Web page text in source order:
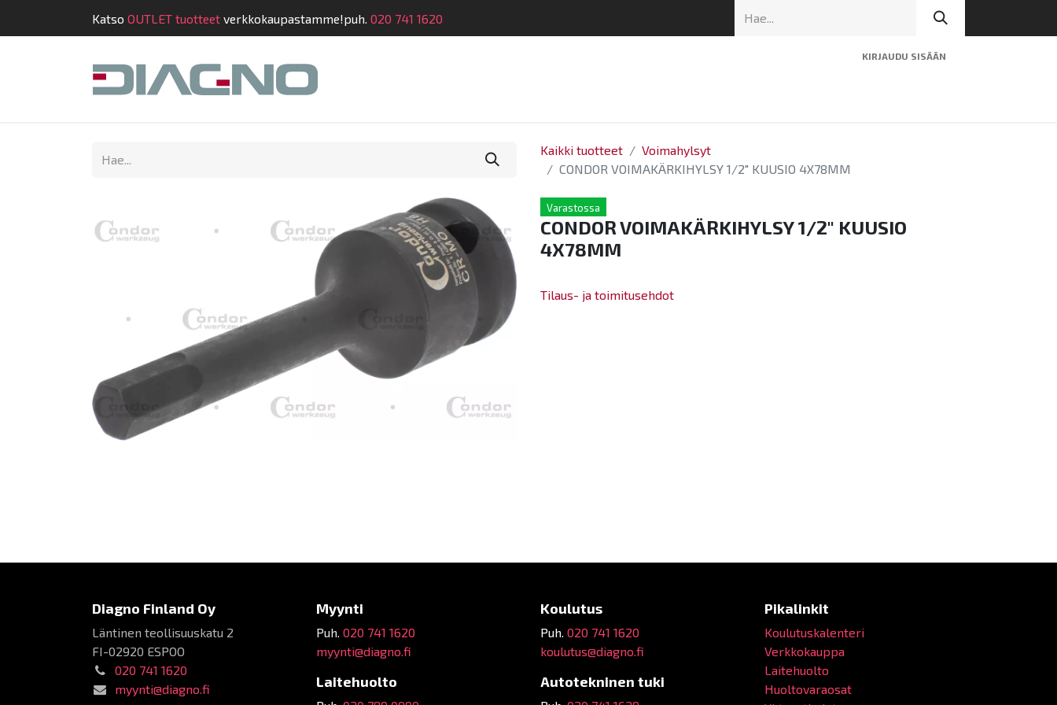
Katso OUTLET tuotteet verkkokaupastamme!puh. 020 741 1620
KIRJAUDU SISÄÄN
Kauppa Suunnittelu
Kaikki tuotteet
Voimahylsyt
CONDOR VOIMAKÄRKIHYLSY 1/2" KUUSIO 4X78MM
Varastossa
CONDOR VOIMAKÄRKIHYLSY 1/2" KUUSIO
4X78MM
Tilaus- ja toimitusehdot
Diagno Finland Oy
Läntinen teollisuuskatu 2
FI-02920 ESPOO
020 741 1620
myynti@diagno.fi
Myynti
Puh. 020 741 1620
myynti@diagno.fi
Laitehuolto
Koulutus
Puh. 020 741 1620
koulutus@diagno.fi
Autotekninen tuki
Pikalinkit
Koulutuskalenteri
Verkkokauppa
Laitehuolto
Huoltovaraosat